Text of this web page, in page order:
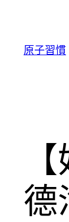
原子習慣
德